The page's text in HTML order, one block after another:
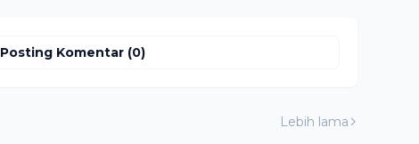
Posting Komentar (0)
Lebih lama